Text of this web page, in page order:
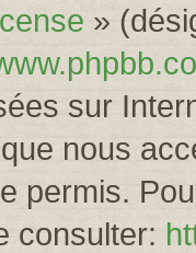
»
sur
nous
permis.
consulter: